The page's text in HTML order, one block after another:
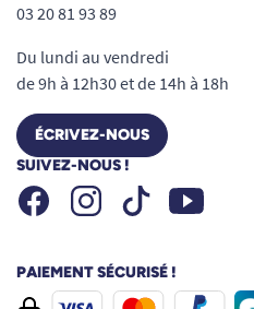
03 20 81 93 89
Du lundi au vendredi
de 9h à 12h30 et de 14h à 18h
ÉCRIVEZ-NOUS
SUIVEZ-NOUS !
FacebookInstagramTiktok Youtube
PAIEMENT SÉCURISÉ !